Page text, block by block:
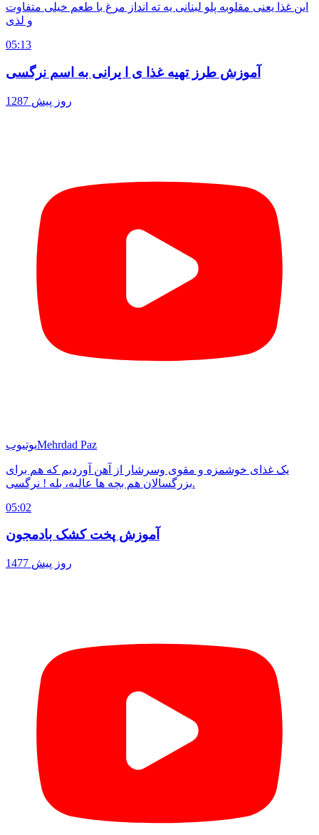
این غذا یعنی مقلوبه پلو لبنانی یه ته انداز مرغ با طعم خیلی متفاوت
و لذی
05:13
آموزش طرز تهیه غذا ی ا یرانی به اسم نرگسی
1287 روز پیش
یوتیوبMehrdad Paz
یک غذای خوشمزه و مقوی وسرشار از آهن آوردیم که هم برای
بزرگسالان هم بچه ها عالیه، بله ! نرگسی.
05:02
آموزش پخت کشک بادمجون
1477 روز پیش